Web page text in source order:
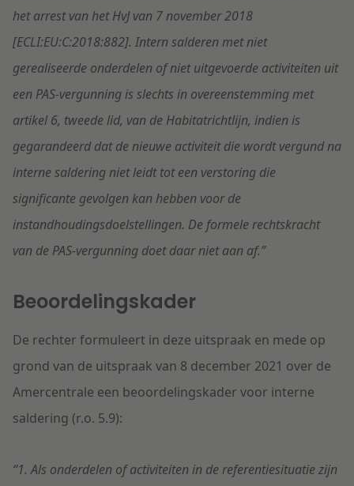
het arrest van het HvJ van 7 november 2018
[ECLI:EU:C:2018:882]. Intern salderen met niet
gerealiseerde onderdelen of niet uitgevoerde activiteiten uit
een PAS-vergunning is slechts in overeenstemming met
artikel 6, tweede lid, van de Habitatrichtlijn, indien is
gegarandeerd dat de nieuwe activiteit die wordt vergund na
interne saldering niet leidt tot een verstoring die
significante gevolgen kan hebben voor de
instandhoudingsdoelstellingen. De formele rechtskracht
van de PAS-vergunning doet daar niet aan af.”
Beoordelingskader
De rechter formuleert in deze uitspraak en mede op
grond van de uitspraak van 8 december 2021 over de
Amercentrale een beoordelingskader voor interne
saldering (r.o. 5.9):
“1. Als onderdelen of activiteiten in de referentiesituatie zijn